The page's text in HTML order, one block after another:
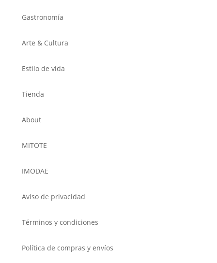
Gastronomía
Arte & Cultura
Estilo de vida
Tienda
About
MITOTE
IMODAE
Aviso de privacidad
Términos y condiciones
Política de compras y envíos